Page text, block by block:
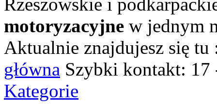
motoryzacyjne w jednym
Aktualnie znajdujesz się
główna Szybki kontakt: 17
Kategorie